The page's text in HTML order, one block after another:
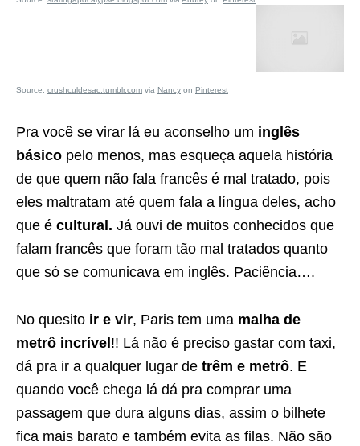
Source: crushculdesac.tumblr.com via Nancy on Pinterest
Pra você se virar lá eu aconselho um inglês
básico pelo menos, mas esqueça aquela história
de que quem não fala francês é mal tratado, pois
eles maltratam até quem fala a língua deles, acho
que é cultural. Já ouvi de muitos conhecidos que
falam francês que foram tão mal tratados quanto
que só se comunicava em inglês. Paciência….
No quesito ir e vir, Paris tem uma malha de
metrô incrível !! Lá não é preciso gastar com taxi,
dá pra ir a qualquer lugar de trêm e metrô. E
quando você chega lá dá pra comprar uma
passagem que dura alguns dias, assim o bilhete
fica mais barato e também evita as filas. Não são